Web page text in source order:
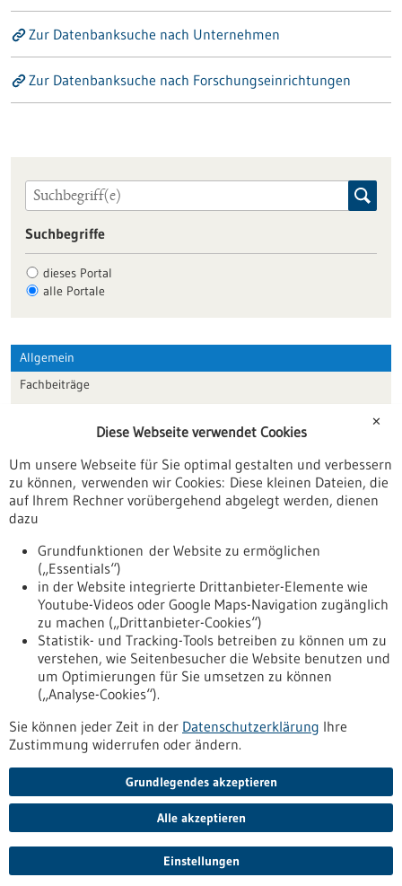
Zur Datenbanksuche nach Unternehmen
Zur Datenbanksuche nach Forschungseinrichtungen
Suchbegriffe
dieses Portal
alle Portale
Allgemein
Fachbeiträge
Veranstaltungen
Erscheinungsdatum
Nach oben
Informiert bleiben
Newsletter abonnieren
✕
Diese Webseite verwendet Cookies
Um unsere Webseite für Sie optimal gestalten und verbessern
zu können, verwenden wir Cookies: Diese kleinen Dateien, die
auf Ihrem Rechner vorübergehend abgelegt werden, dienen
dazu
Grundfunktionen der Website zu ermöglichen
(„Essentials“)
in der Website integrierte Drittanbieter-Elemente wie
Youtube-Videos oder Google Maps-Navigation zugänglich
zu machen („Drittanbieter-Cookies“)
Statistik- und Tracking-Tools betreiben zu können um zu
verstehen, wie Seitenbesucher die Website benutzen und
um Optimierungen für Sie umsetzen zu können
(„Analyse-Cookies“).
Sie können jeder Zeit in der Datenschutzerklärung Ihre
Zustimmung widerrufen oder ändern.
Grundlegendes akzeptieren
Alle akzeptieren
Einstellungen